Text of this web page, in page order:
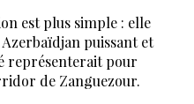
est plus simple : elle
Azerbaïdjan puissant et
représenterait pour
de Zanguezour.